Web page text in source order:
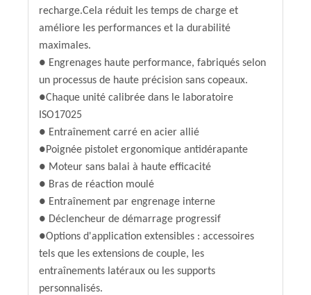
recharge.Cela réduit les temps de charge et
améliore les performances et la durabilité
maximales.
● Engrenages haute performance, fabriqués selon
un processus de haute précision sans copeaux.
●Chaque unité calibrée dans le laboratoire
ISO17025
● Entraînement carré en acier allié
●Poignée pistolet ergonomique antidérapante
● Moteur sans balai à haute efficacité
● Bras de réaction moulé
● Entraînement par engrenage interne
● Déclencheur de démarrage progressif
●Options d'application extensibles : accessoires
tels que les extensions de couple, les
entraînements latéraux ou les supports
personnalisés.